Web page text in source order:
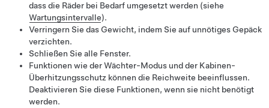
dass die Räder bei Bedarf umgesetzt werden (siehe
Wartungsintervalle).
Verringern Sie das Gewicht, indem Sie auf unnötiges Gepäck
verzichten.
Schließen Sie alle Fenster.
Funktionen wie der Wächter-Modus und der Kabinen-
Überhitzungsschutz können die Reichweite beeinflussen.
Deaktivieren Sie diese Funktionen, wenn sie nicht benötigt
werden.